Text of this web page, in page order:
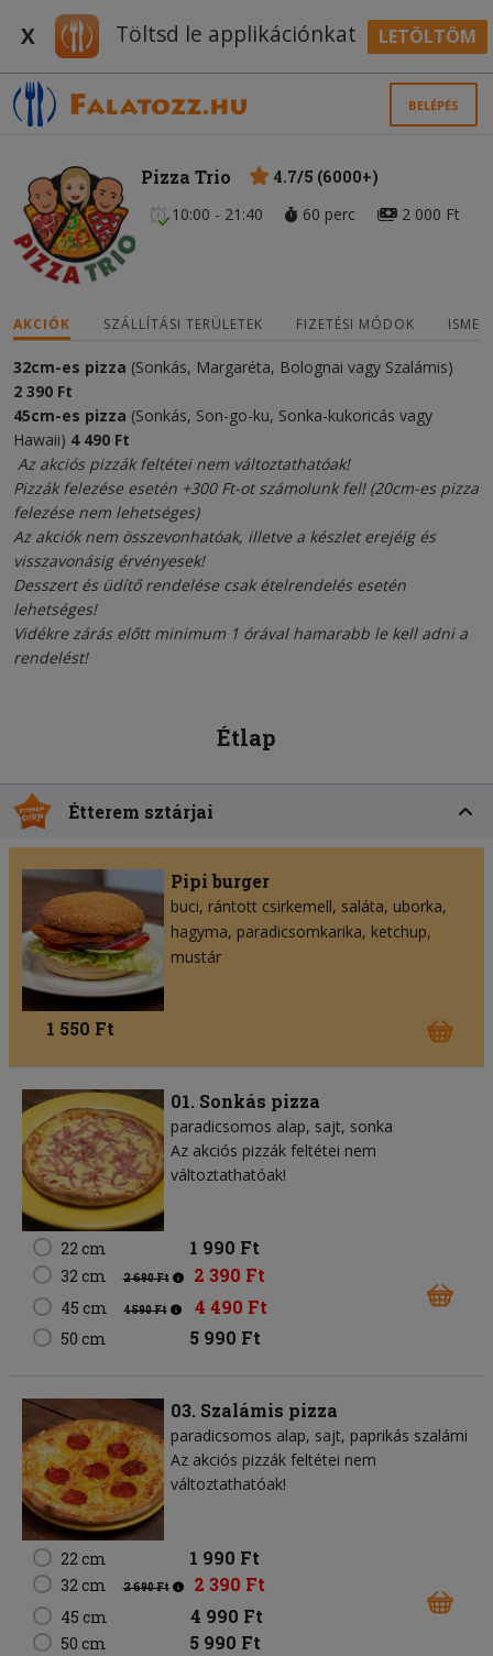
X Töltsd le applikációnkat LETÖLTÖM
BELÉPÉS
Pizza Trio
4.7/5 (6000+)
10:00 - 21:40
60 perc 2 000 Ft
AKCIÓK SZÁLLÍTÁSI TERÜLETEK FIZETÉSI MÓDOK
32cm-es pizza (Sonkás, Margaréta, Bolognai vagy Szalámis)
2 390 Ft
45cm-es pizza (Sonkás, Son-go-ku, Sonka-kukoricás vagy
Hawaii) 4490 Ft
Az akciós pizzák feltétei nem változtathatóak!
Pizzák felezése esetén +300 Ft-ot számolunk fel! (20cm-es pizza
felezése nem lehetséges)
Az akciók nem összevonhatóak, illetve a készlet erejéig és
visszavonásig érvényesek!
Desszert és üdítő rendelése csak ételrendelés esetén
lehetséges!
Vidékre zárás előtt minimum 1 órával hamarabb le kell adni a
rendelést!
Étlap
Étterem sztárjai
Pipi burger
buci rántott csirkemell saláta uborka
hagyma paradicsomkarika ketchup
mustár
1 550 Ft
01. Sonkás pizza
paradicsomos alap sajt sonka
Az akciós pizzák feltétei nem
változtathatóak!
22 cm 1 990 Ft
32 cm 2 690 Ft 2 390 Ft
45 cm 4 590 Ft 4 490 Ft
50 cm 5 990 Ft
03. Szalámis pizza
paradicsomos alap sajt paprikás szalámi
Az akciós pizzák feltétei nem
változtathatóak!
22 cm 1 990 Ft
32 cm 2 690 Ft 2 390 Ft
45 cm 4 990 Ft
50 cm 5 990 Ft